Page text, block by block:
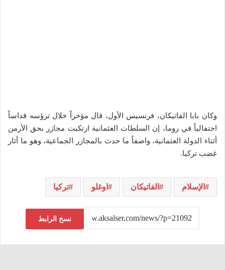
وكان بابا الفاتيكان، فرنسيس الأول، قال مؤخراً خلال ترؤسه قداساً
احتفالياً في روما، إن السلطات العثمانية ارتكبت مجازر بحق الأرمن
أثناء الدولة العثمانية، واصفاً ما حدث بالمجازر الجماعية، وهو ما أثار
غضب تركيا.
الإسلام الفاتيكان اوغلو تركيا
نسخ الرابط